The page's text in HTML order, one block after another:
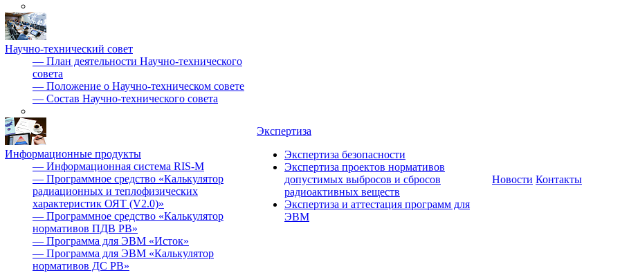
Научно-технический совет
— План деятельности Научно-технического
совета
— Положение о Научно-техническом совете
— Состав Научно-технического совета
Информационные продукты
— Информационная система RIS-M
— Программное средство «Калькулятор
радиационных и теплофизических
характеристик ОЯТ (V2.0)»
— Программное средство «Калькулятор
нормативов ПДВ РВ»
— Программа для ЭВМ «Исток»
— Программа для ЭВМ «Калькулятор
нормативов ДС РВ»
Экспертиза
Экспертиза безопасности
Экспертиза проектов нормативов
допустимых выбросов и сбросов
радиоактивных веществ
Экспертиза и аттестация программ для
ЭВМ
Новости Контакты